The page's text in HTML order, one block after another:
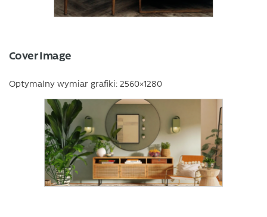
Cover Image
Optymalny wymiar grafiki: 2560×1280